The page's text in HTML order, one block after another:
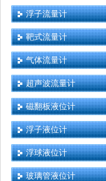
浮子流量计
靶式流量计
气体流量计
超声波流量计
磁翻板液位计
浮子液位计
浮球液位计
玻璃管液位计